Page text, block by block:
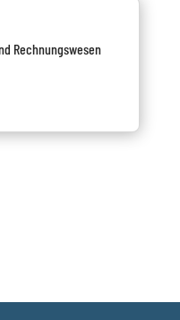
Rechnungswesen